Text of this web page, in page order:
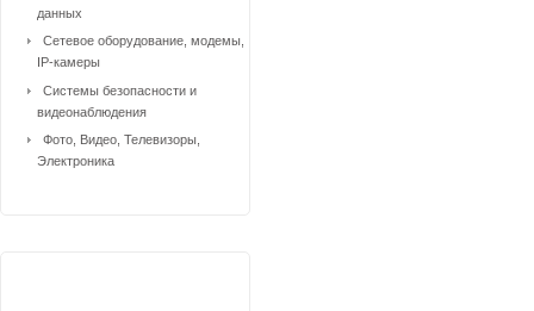
данных
Сетевое оборудование, модемы,
IP-камеры
Системы безопасности и
видеонаблюдения
Фото, Видео, Телевизоры,
Электроника